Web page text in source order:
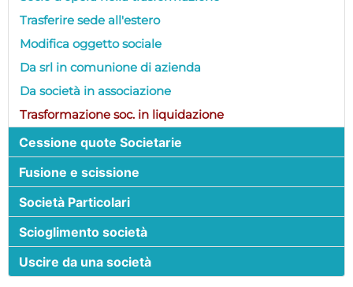
Trasferire sede all'estero
Modifica oggetto sociale
Da srl in comunione di azienda
Da società in associazione
Trasformazione soc. in liquidazione
Cessione quote Societarie
Fusione e scissione
Società Particolari
Scioglimento società
Uscire da una società